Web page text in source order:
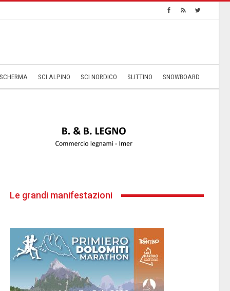
SCHERMA SCI ALPINO SCI NORDICO SLITTINO SNOWBOARD
Le grandi manifestazioni